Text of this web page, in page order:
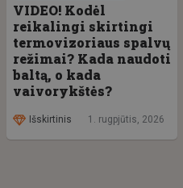
VIDEO! Kodėl
reikalingi skirtingi
termovizoriaus spalvų
režimai? Kada naudoti
baltą, o kada
vaivorykštės?
Išskirtinis 1. rugpjūtis, 2026